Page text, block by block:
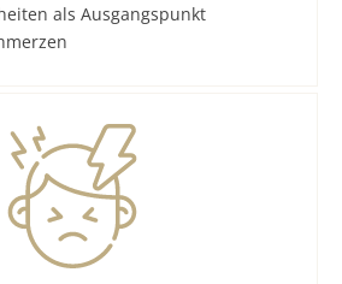
als Ausgangspunkt